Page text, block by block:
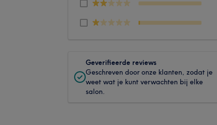
Geverifieerde reviews
Geschreven door onze klanten, zodat je
weet wat je kunt verwachten bij elke
salon.